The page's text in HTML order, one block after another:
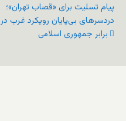
پیام تسلیت برای «قصاب تهران»؛
دردسرهای بی‌پایان رویکرد غرب در
برابر جمهوری اسلامی